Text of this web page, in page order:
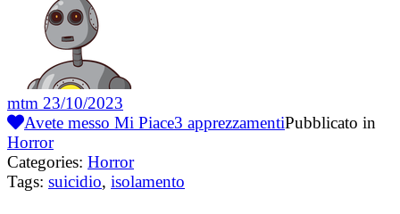
mtm 23/10/2023
Avete messo Mi Piace3 apprezzamentiPubblicato in
Horror
Categories: Horror
Tags: suicidio, isolamento